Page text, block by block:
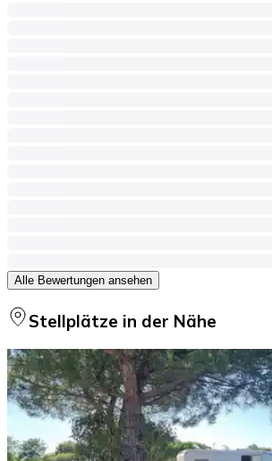
Alle Bewertungen ansehen
Stellplätze in der Nähe